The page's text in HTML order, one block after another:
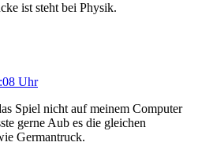
ist steht bei Physik.
Uhr
Spiel nicht auf meinem Computer
gerne Aub es die gleichen
Germantruck.